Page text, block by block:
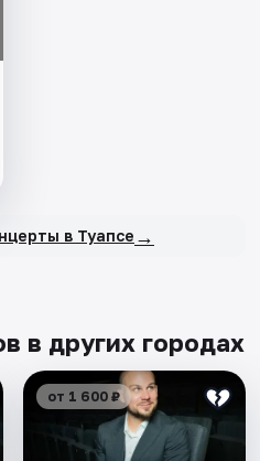
в Туапсе →
в других городах
от 1 600 ₽